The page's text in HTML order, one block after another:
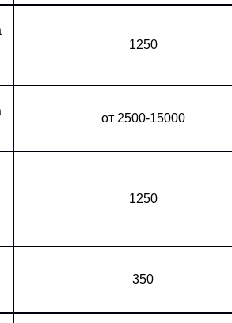
1250
от 2500-15000
1250
350